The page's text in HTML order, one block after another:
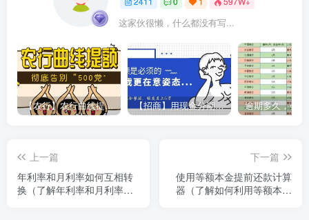
这家伙很懒，什么都没有写...
【农行】农行曲线提额，彻底告别“500党” 【招商】用现金分期提额，额度直上6万
上一篇
年利率和月利率如何互相转
换（了解年利率和月利率之
下一篇
使用等额本金提前还款计算
器（了解如何利用等额本金